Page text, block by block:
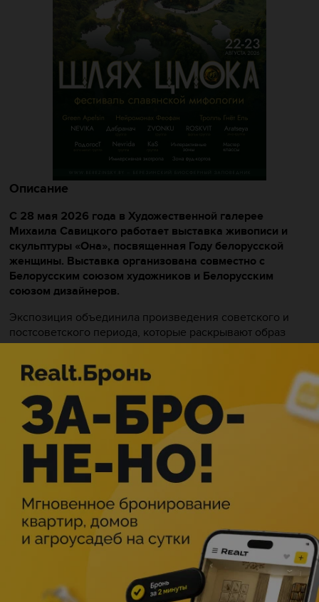
Описание
С 28 мая 2026 года в Художественной галерее
Михаила Савицкого работает выставка живописи и
скульптуры «Она», посвященная Году белорусской
женщины. Выставка организована совместно с
Белорусским союзом художников и Белорусским
союзом дизайнеров.
Экспозиция объединила произведения советского и
постсоветского периода, которые раскрывают образ
женщины через призму ее личных достижений, семьи и
преданности родному краю.
Вы увидите целую галерею ярких портретов и
тематических картин. Выставка знакомит зрителя с
женщинами самых разных профессий, судеб и
характеров. Это труженицы и героини производства: от
женщин-водителей трамваев до строительной бригады
штукатурщиц на фоне минских новостроек 1970-х гг.
Женщины — работники культуры: от самобытных
исполнительниц народных песен и танцев до
профессиональных музыкантов и артисток, среди
которых портреты народной артистки СССР Галины
Макаровой, народной артистки СССР Ларисы
Александровской, народной артистки Беларуси
Валентины Гаевой, народной артистки Беларуси Марии
Захаревич.